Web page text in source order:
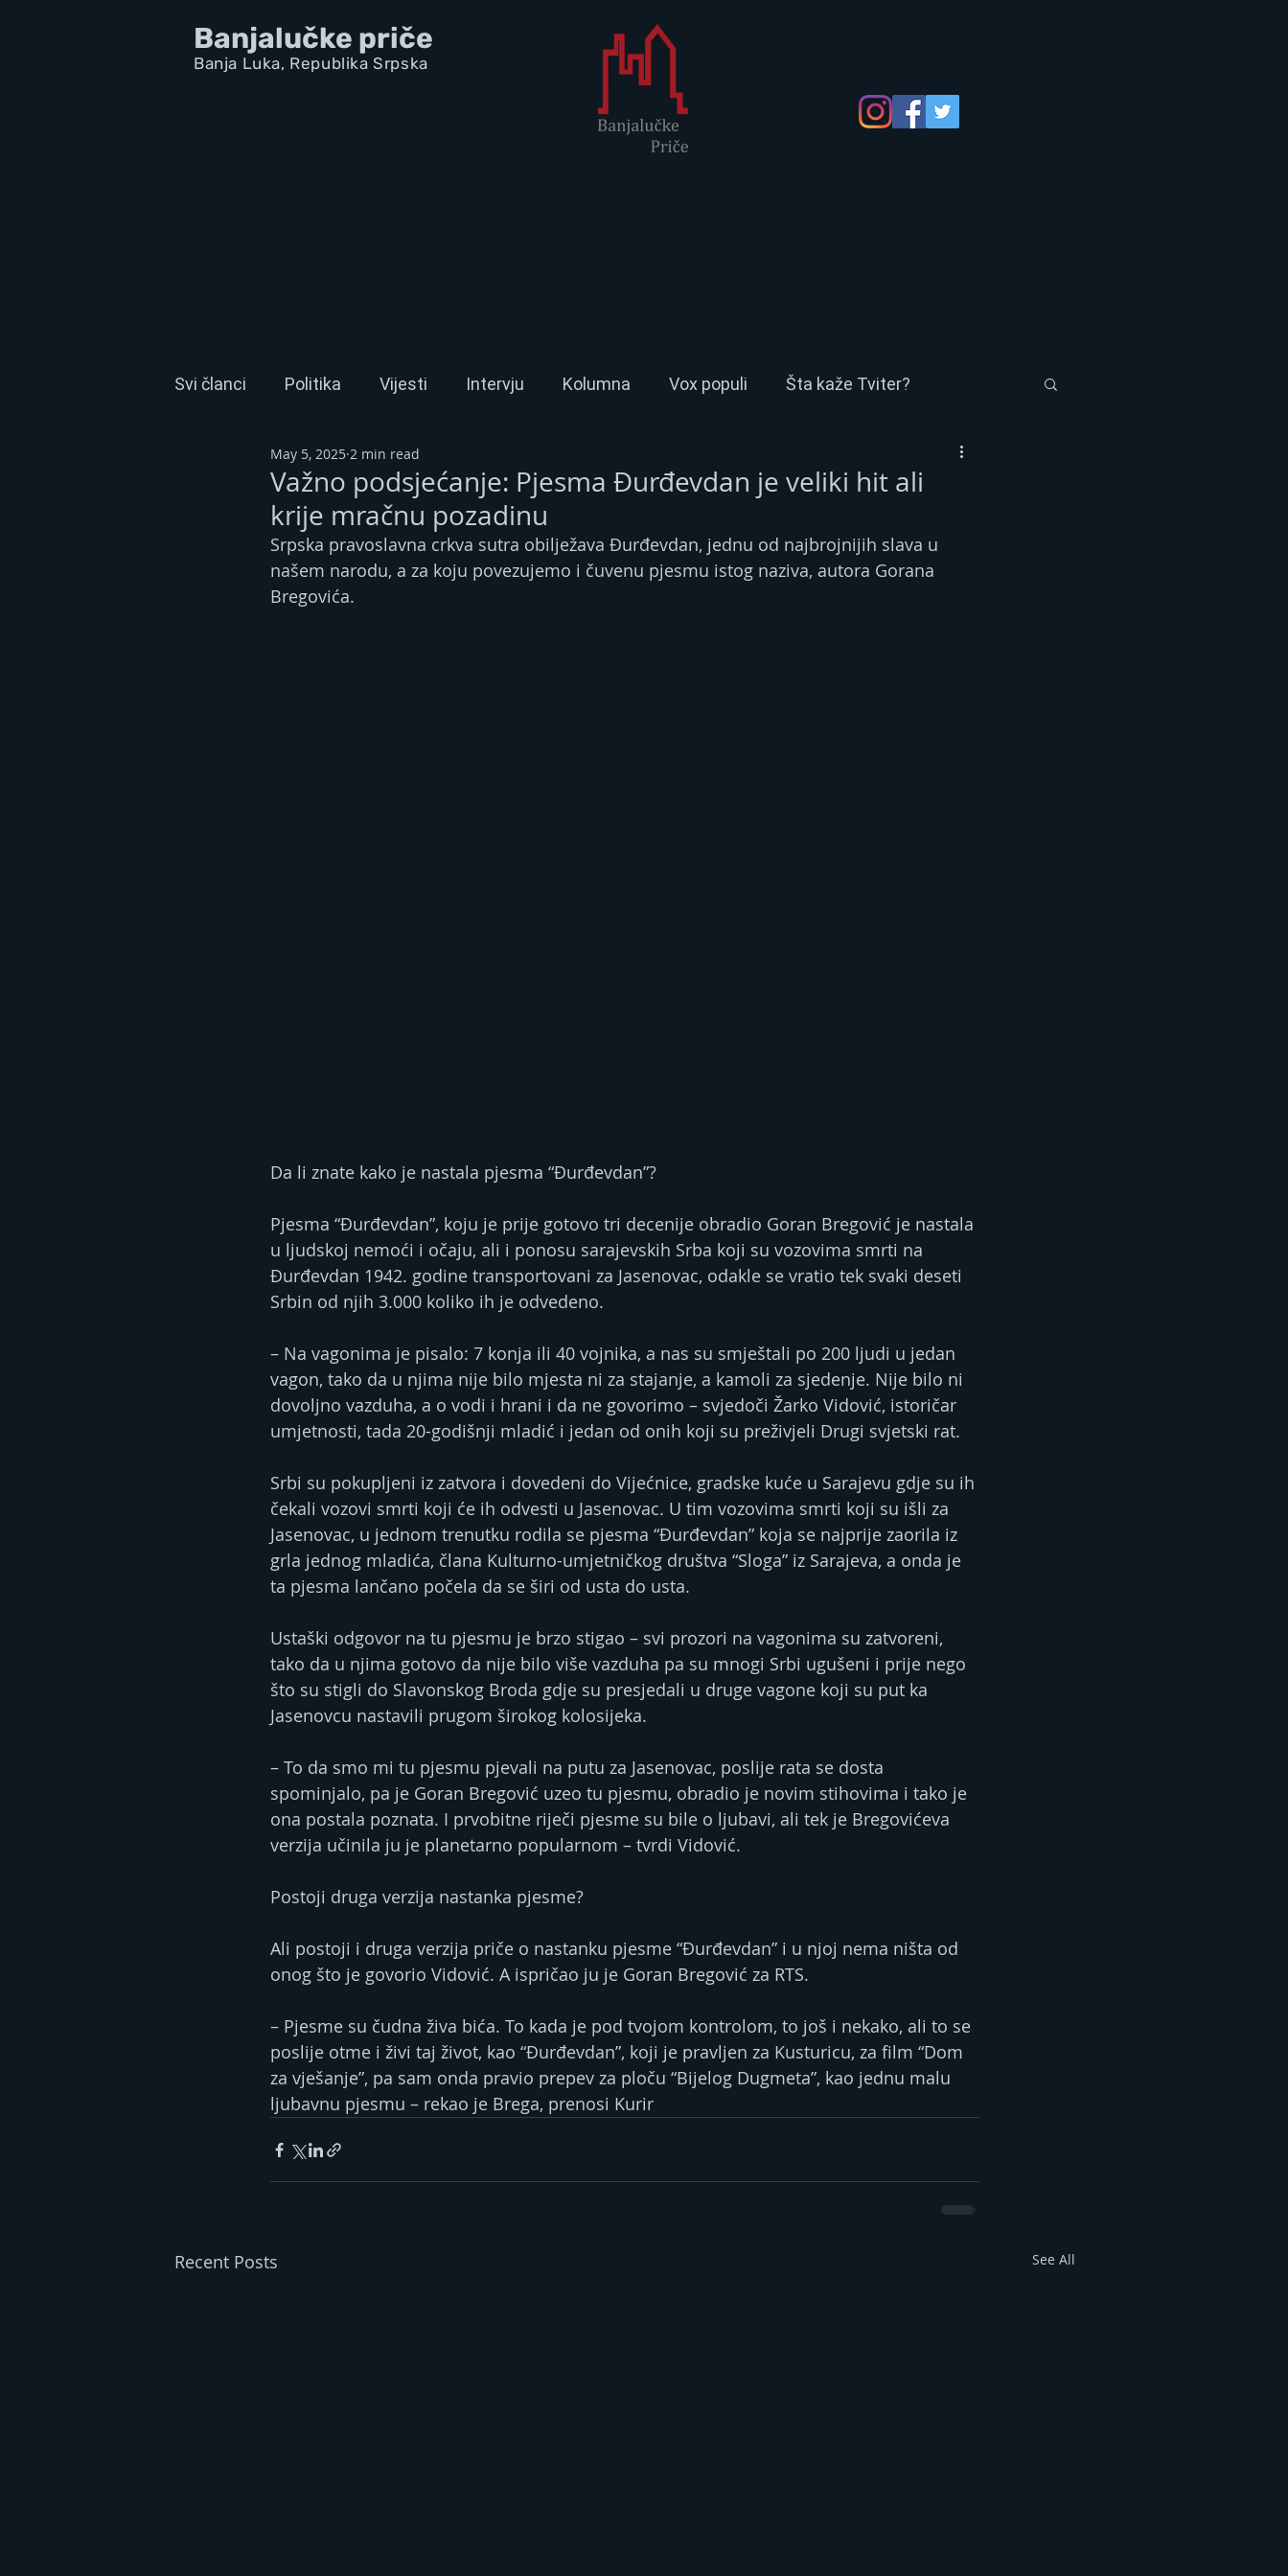
Banjalučke priče
Banja Luka, Republika Srpska
Svi članci Politika Vijesti Intervju Kolumna Vox populi Šta kaže Tviter?
Važno podsjećanje: Pjesma Đurđevdan je veliki hit ali
krije mračnu pozadinu
May 5, 2025 2 min read
Srpska pravoslavna crkva sutra obilježava Đurđevdan, jednu od najbrojnijih slava u
našem narodu, a za koju povezujemo i čuvenu pjesmu istog naziva, autora Gorana
Bregovića.
Da li znate kako je nastala pjesma “Đurđevdan”?
Pjesma “Đurđevdan”, koju je prije gotovo tri decenije obradio Goran Bregović je nastala
u ljudskoj nemoći i očaju, ali i ponosu sarajevskih Srba koji su vozovima smrti na
Đurđevdan 1942. godine transportovani za Jasenovac, odakle se vratio tek svaki deseti
Srbin od njih 3.000 koliko ih je odvedeno.
– Na vagonima je pisalo: 7 konja ili 40 vojnika, a nas su smještali po 200 ljudi u jedan
vagon, tako da u njima nije bilo mjesta ni za stajanje, a kamoli za sjedenje. Nije bilo ni
dovoljno vazduha, a o vodi i hrani i da ne govorimo – svjedoči Žarko Vidović, istoričar
umjetnosti, tada 20-godišnji mladić i jedan od onih koji su preživjeli Drugi svjetski rat.
Srbi su pokupljeni iz zatvora i dovedeni do Vijećnice, gradske kuće u Sarajevu gdje su ih
čekali vozovi smrti koji će ih odvesti u Jasenovac. U tim vozovima smrti koji su išli za
Jasenovac, u jednom trenutku rodila se pjesma “Đurđevdan” koja se najprije zaorila iz
grla jednog mladića, člana Kulturno-umjetničkog društva “Sloga” iz Sarajeva, a onda je
ta pjesma lančano počela da se širi od usta do usta.
Ustaški odgovor na tu pjesmu je brzo stigao – svi prozori na vagonima su zatvoreni,
tako da u njima gotovo da nije bilo više vazduha pa su mnogi Srbi ugušeni i prije nego
što su stigli do Slavonskog Broda gdje su presjedali u druge vagone koji su put ka
Jasenovcu nastavili prugom širokog kolosijeka.
– To da smo mi tu pjesmu pjevali na putu za Jasenovac, poslije rata se dosta
spominjalo, pa je Goran Bregović uzeo tu pjesmu, obradio je novim stihovima i tako je
ona postala poznata. I prvobitne riječi pjesme su bile o ljubavi, ali tek je Bregovićeva
verzija učinila ju je planetarno popularnom – tvrdi Vidović.
Postoji druga verzija nastanka pjesme?
Ali postoji i druga verzija priče o nastanku pjesme “Đurđevdan” i u njoj nema ništa od
onog što je govorio Vidović. A ispričao ju je Goran Bregović za RTS.
– Pjesme su čudna živa bića. To kada je pod tvojom kontrolom, to još i nekako, ali to se
poslije otme i živi taj život, kao “Đurđevdan”, koji je pravljen za Kusturicu, za film “Dom
za vješanje”, pa sam onda pravio prepev za ploču “Bijelog Dugmeta”, kao jednu malu
ljubavnu pjesmu – rekao je Brega, prenosi Kurir
Recent Posts See All